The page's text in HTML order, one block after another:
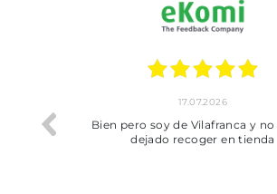
trobat
17.07.2026
Bien pero soy de Vilafranca y
dejado recoger en tienda